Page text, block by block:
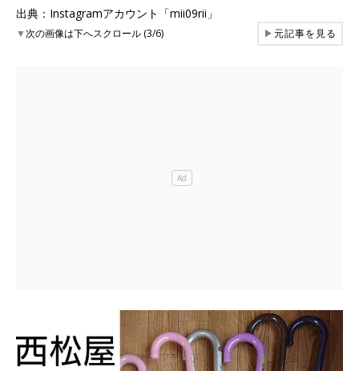
出典：Instagramアカウント「mii09rii」
▼次の画像は下へスクロール (3/6) ▶元記事を見る